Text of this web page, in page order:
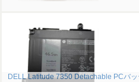
DELL Latitude 7350 Detachable PCバ